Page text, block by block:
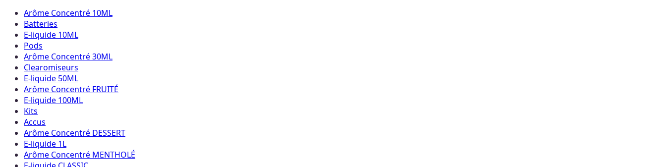
Arôme Concentré 10ML
Batteries
E-liquide 10ML
Pods
Arôme Concentré 30ML
Clearomiseurs
E-liquide 50ML
Arôme Concentré FRUITÉ
E-liquide 100ML
Kits
Accus
Arôme Concentré DESSERT
E-liquide 1L
Arôme Concentré MENTHOLÉ